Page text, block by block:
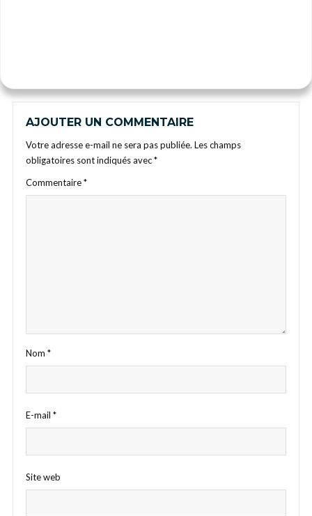
AJOUTER UN COMMENTAIRE
Votre adresse e-mail ne sera pas publiée. Les champs
obligatoires sont indiqués avec*
Commentaire*
Nom *
E-mail *
Site web